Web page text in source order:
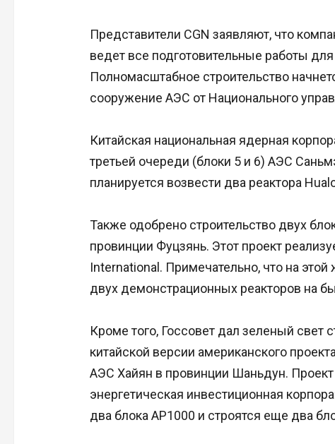
Представители CGN заявляют, что
ведет все подготовительные работы
Полномасштабное строительство
сооружение АЭС от Национального
Китайская национальная ядерная
третьей очереди (блоки 5 и 6) АЭС
планируется возвести два реактора
Также одобрено строительство двух
провинции Фуцзянь. Этот проект
International. Примечательно, что на
двух демонстрационных реакторов на
Кроме того, Госсовет дал зеленый свет
китайской версии американского
АЭС Хайян в провинции Шаньдун. Проект
энергетическая инвестиционная
два блока AP1000 и строятся еще два